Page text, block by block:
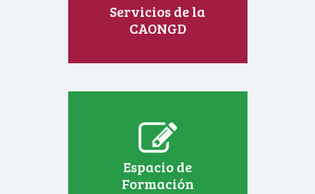
Servicios de la
CAONGD
Espacio de
Formación